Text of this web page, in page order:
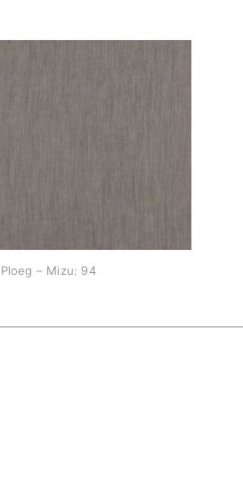
– Mizu: 94